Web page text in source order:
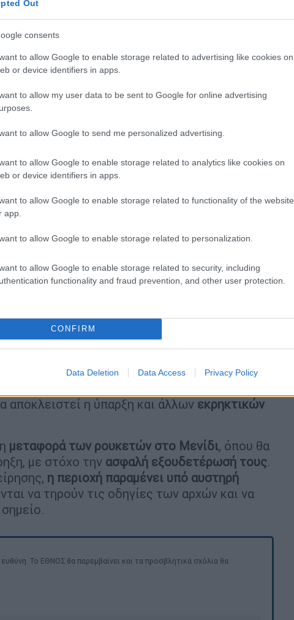
Out
consents
to allow Google to enable storage related to advertising like cookies on
or device identifiers in apps.
to allow my user data to be sent to Google for online advertising
to allow Google to send me personalized advertising.
to allow Google to enable storage related to analytics like cookies on
or device identifiers in apps.
to allow Google to enable storage related to functionality of the website
app.
to allow Google to enable storage related to personalization.
to allow Google to enable storage related to security, including
functionality and fraud prevention, and other user protection.
CONFIRM
Data Deletion Data Access Privacy Policy
Εύβοια (evima.gr)
επιτήρηση
αποκλειστεί η ύπαρξη και άλλων εκρηκτικών
μεταφορά των ρουκετών στο Μενίδι, όπου θα
με στόχο την ασφαλή εξουδετέρωσή τους.
η περιοχή παραμένει υπό αυστηρή
να τηρούν τις οδηγίες των αρχών και να
Το ΕΘΝΟΣ θα παρεμβαίνει και τα προσβλητικά σχόλια θα